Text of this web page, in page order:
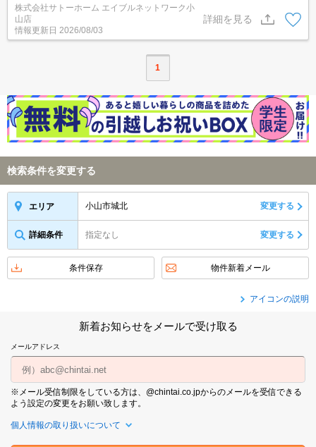
株式会社サトーホーム エイブルネットワーク小
山店
情報更新日 2026/08/03
詳細を見る
1
検索条件を変更する
エリア 小山市城北 変更する
詳細条件 指定なし 変更する
条件保存 物件新着メール
アイコンの説明
新着お知らせをメールで受け取る
メールアドレス
※メール受信制限をしている方は、@chintai.co.jpからのメールを受信できる
よう設定の変更をお願い致します。
個人情報の取り扱いについて